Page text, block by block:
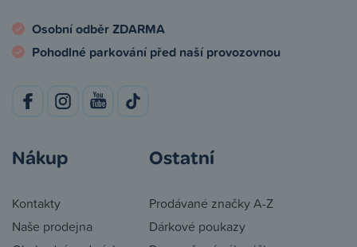
Osobní odběr ZDARMA
Pohodlné parkování před naší provozovnou
Nákup
Kontakty
Naše prodejna
Ostatní
Prodávané značky A-Z
Dárkové poukazy